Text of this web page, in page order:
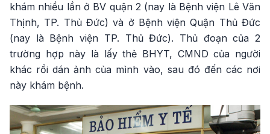
khám nhiều lần ở BV quận 2 (nay là Bệnh viện Lê Văn
Thịnh, TP. Thủ Đức) và ở Bệnh viện Quận Thủ Đức
(nay là Bệnh viện TP. Thủ Đức). Thủ đoạn của 2
trường hợp này là lấy thẻ BHYT, CMND của người
khác rồi dán ảnh của mình vào, sau đó đến các nơi
này khám bệnh.